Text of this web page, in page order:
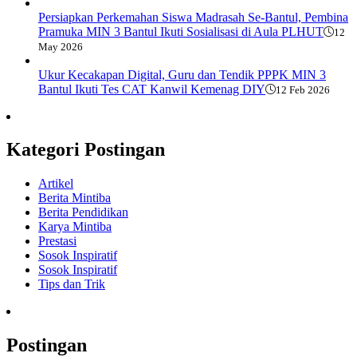
Persiapkan Perkemahan Siswa Madrasah Se-Bantul, Pembina
Pramuka MIN 3 Bantul Ikuti Sosialisasi di Aula PLHUT
12
May 2026
Ukur Kecakapan Digital, Guru dan Tendik PPPK MIN 3
Bantul Ikuti Tes CAT Kanwil Kemenag DIY
12 Feb 2026
Kategori Postingan
Artikel
Berita Mintiba
Berita Pendidikan
Karya Mintiba
Prestasi
Sosok Inspiratif
Sosok Inspiratif
Tips dan Trik
Postingan